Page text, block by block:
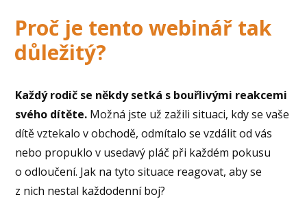
Proč je tento webinář tak
důležitý?
Každý rodič se někdy setká s bouřlivými reakcemi
svého dítěte. Možná jste už zažili situaci, kdy se vaše
dítě vztekalo v obchodě, odmítalo se vzdálit od vás
nebo propuklo v usedavý pláč při každém pokusu
o odloučení. Jak na tyto situace reagovat, aby se
z nich nestal každodenní boj?